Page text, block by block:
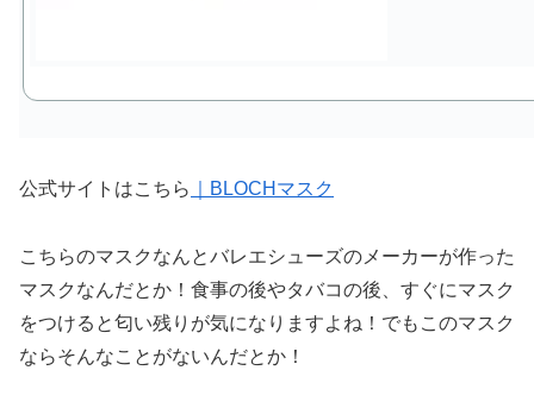
公式サイトはこちら BLOCHマスク
こちらのマスクなんとバレエシューズのメーカーが作った
マスクなんだとか！食事の後やタバコの後、すぐにマスク
をつけると匂い残りが気になりますよね！でもこのマスク
ならそんなことがないんだとか！